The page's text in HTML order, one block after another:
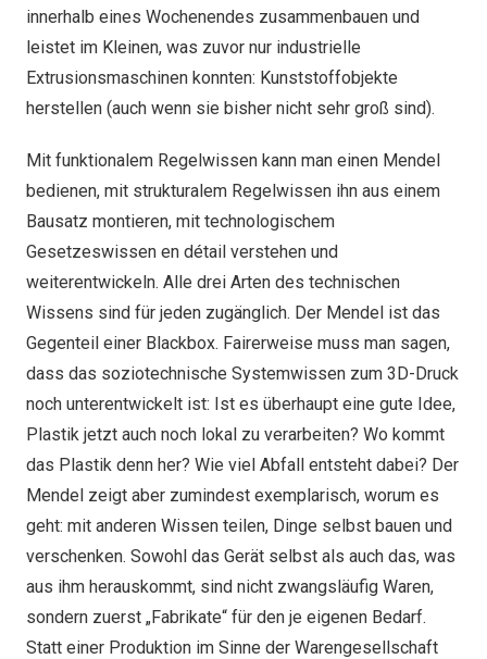
innerhalb eines Wochenendes zusammenbauen und
leistet im Kleinen, was zuvor nur industrielle
Extrusionsmaschinen konnten: Kunststoffobjekte
herstellen (auch wenn sie bisher nicht sehr groß sind).
Mit funktionalem Regelwissen kann man einen Mendel
bedienen, mit strukturalem Regelwissen ihn aus einem
Bausatz montieren, mit technologischem
Gesetzeswissen en détail verstehen und
weiterentwickeln. Alle drei Arten des technischen
Wissens sind für jeden zugänglich. Der Mendel ist das
Gegenteil einer Blackbox. Fairerweise muss man sagen,
dass das soziotechnische Systemwissen zum 3D-Druck
noch unterentwickelt ist: Ist es überhaupt eine gute Idee,
Plastik jetzt auch noch lokal zu verarbeiten? Wo kommt
das Plastik denn her? Wie viel Abfall entsteht dabei? Der
Mendel zeigt aber zumindest exemplarisch, worum es
geht: mit anderen Wissen teilen, Dinge selbst bauen und
verschenken. Sowohl das Gerät selbst als auch das, was
aus ihm herauskommt, sind nicht zwangsläufig Waren,
sondern zuerst „Fabrikate“ für den je eigenen Bedarf.
Statt einer Produktion im Sinne der Warengesellschaft